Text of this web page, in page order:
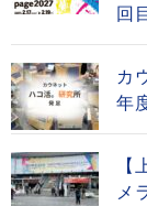
回
カ
年
メ